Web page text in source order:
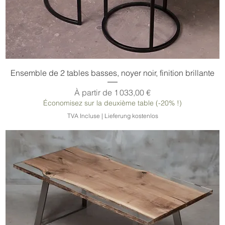
Ensemble de 2 tables basses, noyer noir, finition brillante
À partir de 1 033,00 €
Prix promotionnel
Économisez sur la deuxième table (-20% !)
TVA Incluse | Lieferung kostenlos